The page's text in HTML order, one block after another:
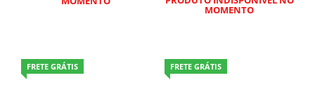
MOMENTO
FRETE GRÁTIS FRETE GRÁTIS